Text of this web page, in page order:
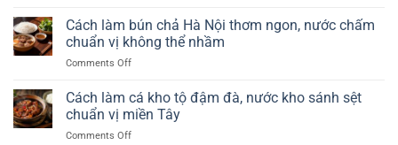
béo
mịn,
ngậy
đúng
làm
sữa
tuyết
Vân
hot
trend
Cách làm bún chả Hà Nội thơm ngon, nước chấm
chuẩn vị không thể nhầm
Comments Offon
làm
bún
chả
Hà
Cách làm cá kho tộ đậm đà, nước kho sánh sệt
chuẩn vị miền Tây
Comments Offon